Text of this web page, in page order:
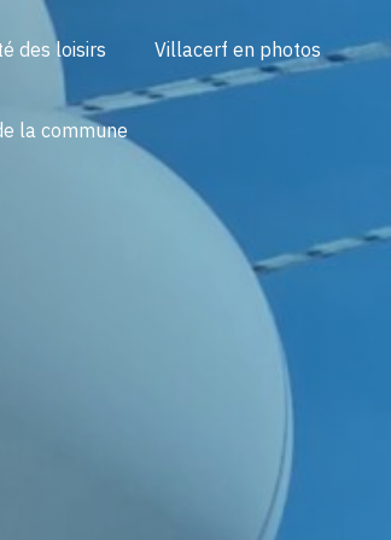
des loisirs Villacerf en photos
la commune